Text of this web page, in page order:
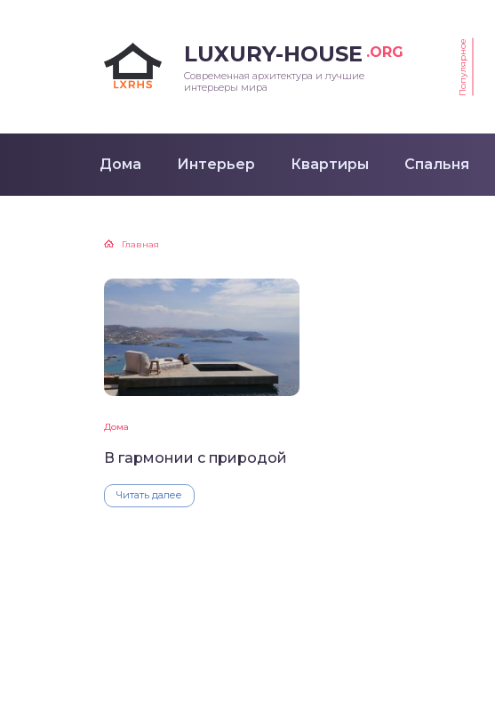
LUXURY-HOUSE .ORG
Современная архитектура и лучшие
интерьеры мира
Популярное
Дома Интерьер Квартиры Спальня
Главная
Дома
В гармонии с природой
Читать далее